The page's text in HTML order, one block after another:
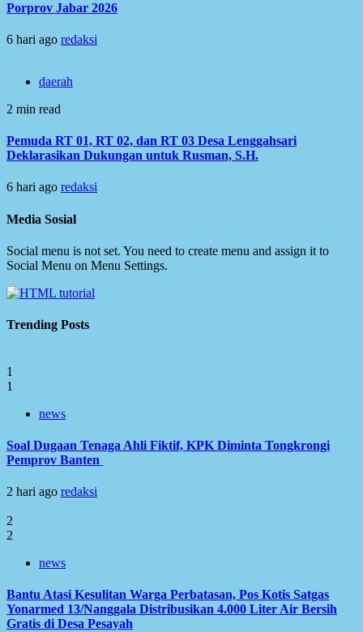
Porprov Jabar 2026
6 hari ago redaksi
daerah
2 min read
Pemuda RT 01, RT 02, dan RT 03 Desa Lenggahsari
Deklarasikan Dukungan untuk Rusman, S.H.
6 hari ago redaksi
Media Sosial
Social menu is not set. You need to create menu and assign it to
Social Menu on Menu Settings.
Trending Posts
1
1
news
Soal Dugaan Tenaga Ahli Fiktif, KPK Diminta Tongkrongi
Pemprov Banten
2 hari ago redaksi
2
2
news
Bantu Atasi Kesulitan Warga Perbatasan, Pos Kotis Satgas
Yonarmed 13/Nanggala Distribusikan 4.000 Liter Air Bersih
Gratis di Desa Pesayah